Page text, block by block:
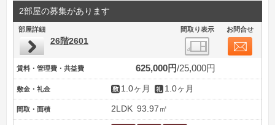
2部屋の募集があります
部屋詳細 間取り表示 お問合せ
26階2601
賃料・管理費・共益費 625,000円 25,000円
敷金・礼金 1.0ヶ月 1.0ヶ月
間取・面積 2LDK 93.97㎡